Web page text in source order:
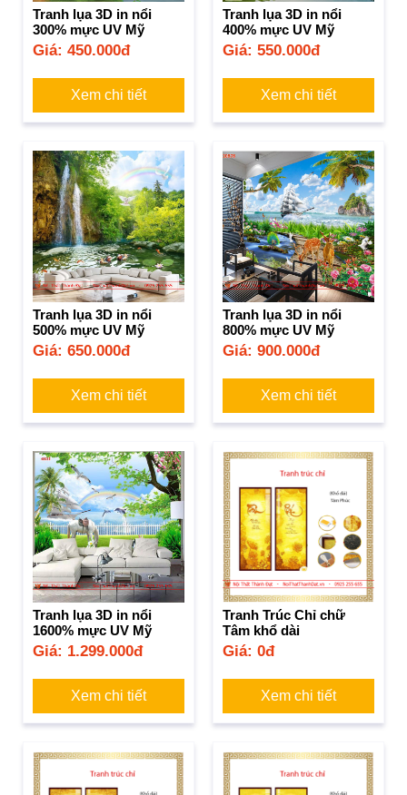
Tranh lụa 3D in nổi
300% mực UV Mỹ
Giá: 450.000đ
Xem chi tiết
Tranh lụa 3D in nổi
400% mực UV Mỹ
Giá: 550.000đ
Xem chi tiết
Tranh lụa 3D in nổi
500% mực UV Mỹ
Giá: 650.000đ
Xem chi tiết
Tranh lụa 3D in nổi
800% mực UV Mỹ
Giá: 900.000đ
Xem chi tiết
Tranh lụa 3D in nổi
1600% mực UV Mỹ
Giá: 1.299.000đ
Xem chi tiết
Tranh Trúc Chỉ chữ
Tâm khổ dài
Giá: 0đ
Xem chi tiết